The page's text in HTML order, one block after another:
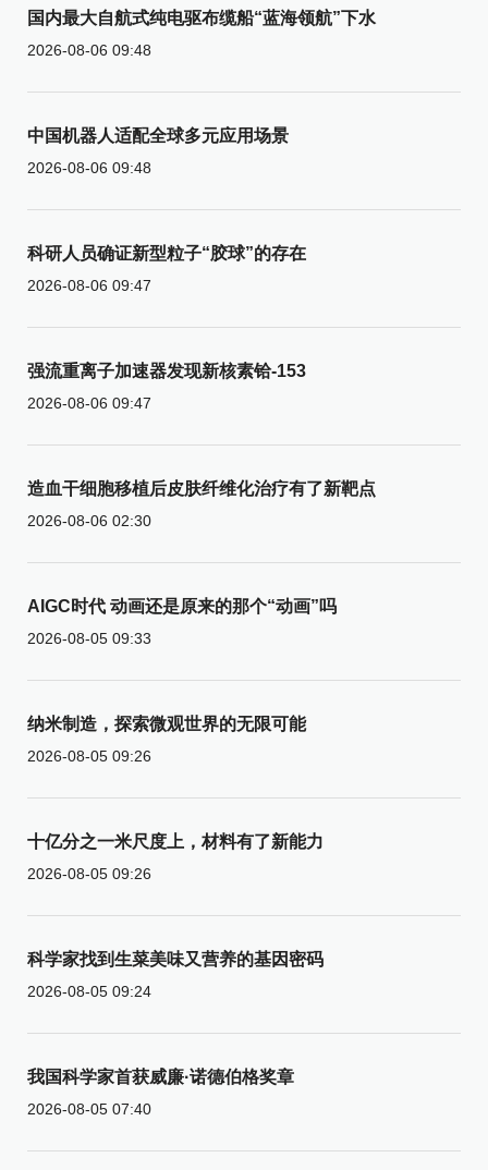
国内最大自航式纯电驱布缆船“蓝海领航”下水
2026-08-06 09:48
中国机器人适配全球多元应用场景
2026-08-06 09:48
科研人员确证新型粒子“胶球”的存在
2026-08-06 09:47
强流重离子加速器发现新核素铪-153
2026-08-06 09:47
造血干细胞移植后皮肤纤维化治疗有了新靶点
2026-08-06 02:30
AIGC时代 动画还是原来的那个“动画”吗
2026-08-05 09:33
纳米制造，探索微观世界的无限可能
2026-08-05 09:26
十亿分之一米尺度上，材料有了新能力
2026-08-05 09:26
科学家找到生菜美味又营养的基因密码
2026-08-05 09:24
我国科学家首获威廉·诺德伯格奖章
2026-08-05 07:40